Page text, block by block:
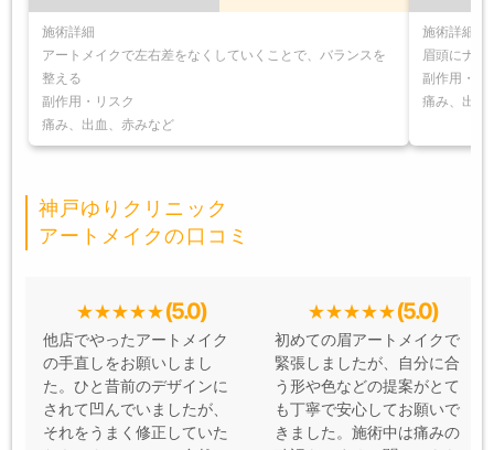
施術詳細
アートメイクで左右差をなくしていくことで、バランスを
整える
副作用・リスク
痛み、出血、赤みなど
施術詳細
眉頭にナノ
副作用・リ
痛み、出血
神戸ゆりクリニック
アートメイクの口コミ
(5.0)
他店でやったアートメイク
の手直しをお願いしまし
た。ひと昔前のデザインに
されて凹んでいましたが、
それをうまく修正していた
(5.0)
初めての眉アートメイクで
緊張しましたが、自分に合
う形や色などの提案がとて
も丁寧で安心してお願いで
きました。施術中は痛みの